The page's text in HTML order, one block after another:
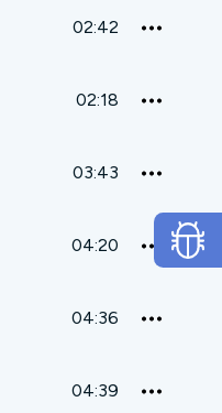
02:42
02:18
03:43
04:20
04:36
04:39